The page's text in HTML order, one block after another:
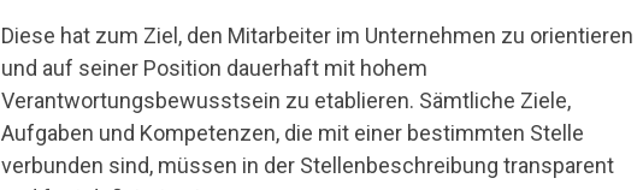
Diese hat zum Ziel, den Mitarbeiter im Unternehmen zu orientieren
und auf seiner Position dauerhaft mit hohem
Verantwortungsbewusstsein zu etablieren. Sämtliche Ziele,
Aufgaben und Kompetenzen, die mit einer bestimmten Stelle
verbunden sind, müssen in der Stellenbeschreibung transparent